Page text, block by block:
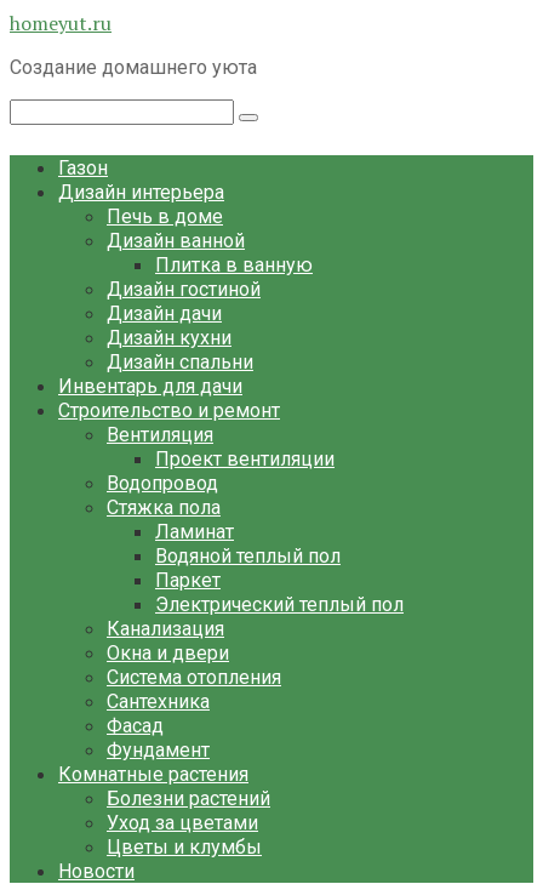
Перейти
контенту
homeyut.ru
Создание домашнего уюта
Газон
Дизайн интерьера
Печь в доме
Дизайн ванной
Плитка в ванную
Дизайн гостиной
Дизайн дачи
Дизайн кухни
Дизайн спальни
Инвентарь для дачи
Строительство и ремонт
Вентиляция
Проект вентиляции
Водопровод
Стяжка пола
Ламинат
Водяной теплый пол
Паркет
Электрический теплый пол
Канализация
Окна и двери
Система отопления
Сантехника
Фасад
Фундамент
Комнатные растения
Болезни растений
Уход за цветами
Цветы и клумбы
Новости